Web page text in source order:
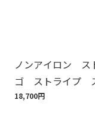
ノンアイロン ス
ゴ ストライプ
18,700円